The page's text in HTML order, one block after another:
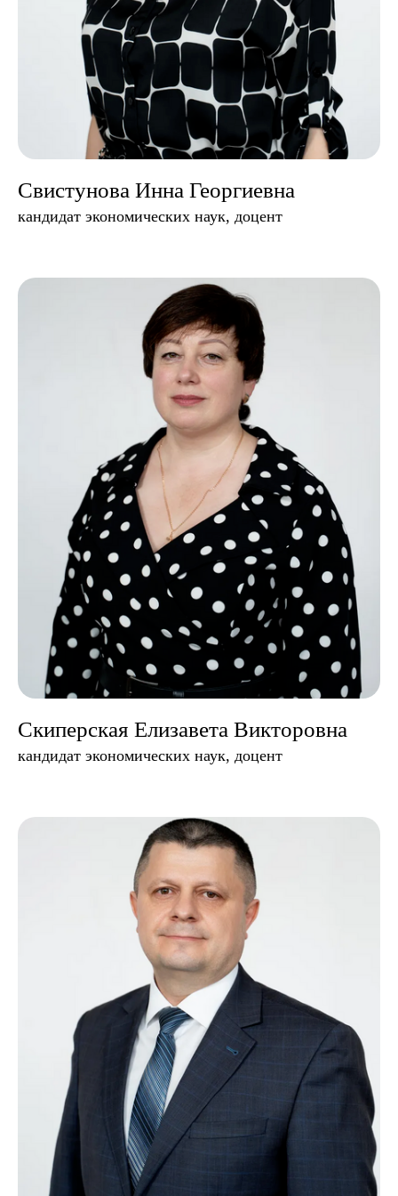
Свистунова Инна Георгиевна
кандидат экономических наук, доцент
Скиперская Елизавета Викторовна
кандидат экономических наук, доцент
Перезвоним в ближайшее время
и назначим встречу с представителем
Не можешь определиться
с направлением или
остались вопросы?